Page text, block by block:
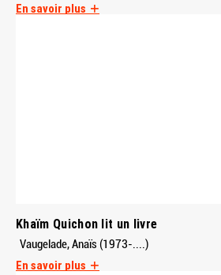
En savoir plus
Khaïm Quichon lit un livre
Vaugelade, Anaïs (1973-....)
En savoir plus